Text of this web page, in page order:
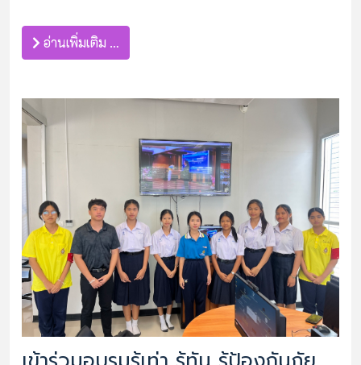
อ่านเพิ่มเติม …